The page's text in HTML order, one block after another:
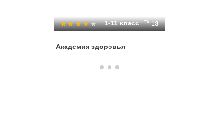
1-11 класс 13
Академия здоровья